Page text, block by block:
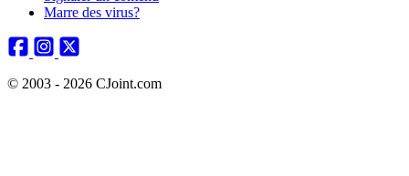
Marre des virus?
© 2003 - 2026 CJoint.com